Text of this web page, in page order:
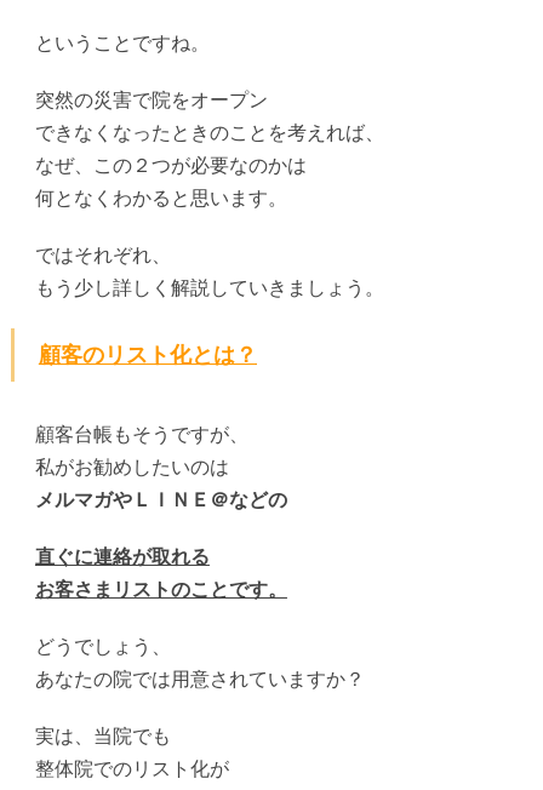
ということですね。
突然の災害で院をオープン
できなくなったときのことを考えれば、
なぜ、この２つが必要なのかは
何となくわかると思います。
ではそれぞれ、
もう少し詳しく解説していきましょう。
顧客のリスト化とは？
顧客台帳もそうですが、
私がお勧めしたいのは
メルマガやＬＩＮＥ＠などの
直ぐに連絡が取れる
お客さまリストのことです。
どうでしょう、
あなたの院では用意されていますか？
実は、当院でも
整体院でのリスト化が